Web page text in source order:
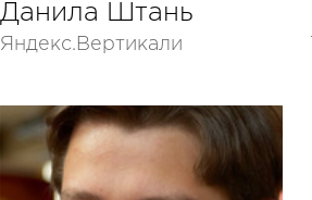
Данила Штань
Яндекс.Вертикали